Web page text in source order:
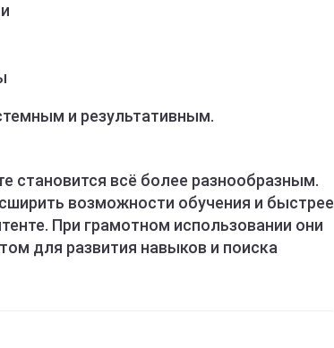
и результативным.
становится всё более разнообразным.
возможности обучения и быстрее
При грамотном использовании они
для развития навыков и поиска